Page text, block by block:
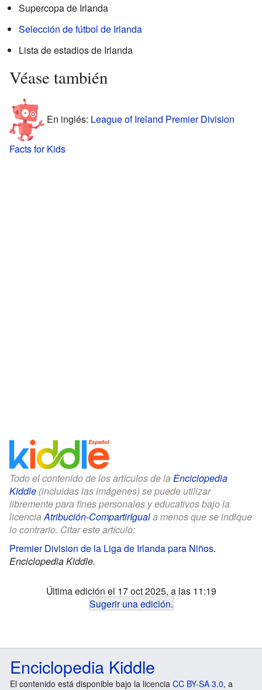
Supercopa de Irlanda
Selección de fútbol de Irlanda
Lista de estadios de Irlanda
Véase también
En inglés: League of Ireland Premier Division
Facts for Kids
Todo el contenido de los artículos de la Enciclopedia
Kiddle (incluidas las imágenes) se puede utilizar
libremente para fines personales y educativos bajo la
licenciaAtribución-CompartirIguala menos que se indique
lo contrario. Citar este artículo:
Premier Division de la Liga de Irlanda para Niños.
Enciclopedia Kiddle.
Última edición el 17 oct 2025, a las 11:19
Sugerir una edición.
Enciclopedia Kiddle
El contenido está disponible bajo la licencia CC BY-SA 3.0, a